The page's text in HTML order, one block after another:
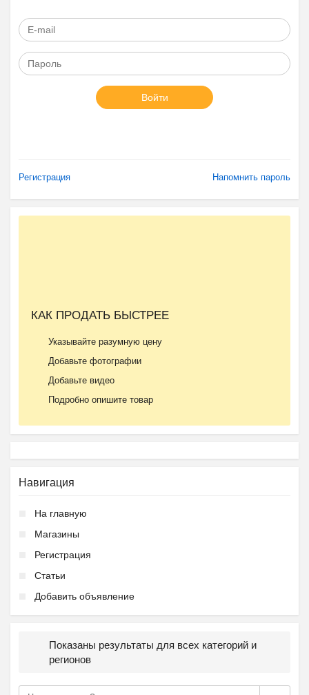
Войти
Регистрация Напомнить пароль
КАК ПРОДАТЬ БЫСТРЕЕ
Указывайте разумную цену
Добавьте фотографии
Добавьте видео
Подробно опишите товар
Навигация
На главную
Магазины
Регистрация
Статьи
Добавить объявление
Показаны результаты для всех категорий и
регионов